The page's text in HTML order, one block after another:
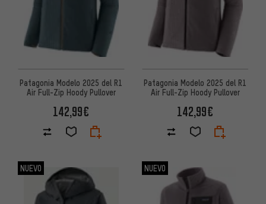
Patagonia Modelo 2025 del R1
Air Full-Zip Hoody Pullover
142,99€
Patagonia Modelo 2025 del R1
Air Full-Zip Hoody Pullover
142,99€
NUEVO NUEVO